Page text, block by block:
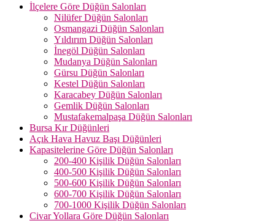
İlçelere Göre Düğün Salonları
Nilüfer Düğün Salonları
Osmangazi Düğün Salonları
Yıldırım Düğün Salonları
İnegöl Düğün Salonları
Mudanya Düğün Salonları
Gürsu Düğün Salonları
Kestel Düğün Salonları
Karacabey Düğün Salonları
Gemlik Düğün Salonları
Mustafakemalpaşa Düğün Salonları
Bursa Kır Düğünleri
Açık Hava Havuz Başı Düğünleri
Kapasitelerine Göre Düğün Salonları
200-400 Kişilik Düğün Salonları
400-500 Kişilik Düğün Salonları
500-600 Kişilik Düğün Salonları
600-700 Kişilik Düğün Salonları
700-1000 Kişilik Düğün Salonları
Civar Yollara Göre Düğün Salonları